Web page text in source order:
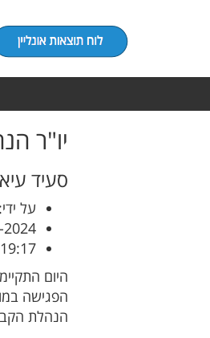
יו"ר
סעיד
על
2024
19:17
היום
הנהלת